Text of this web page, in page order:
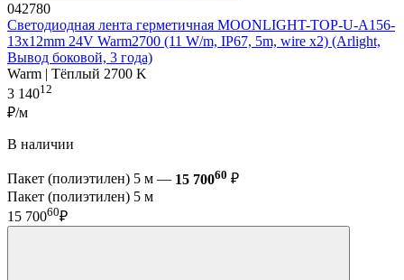
042780
Светодиодная лента герметичная MOONLIGHT-TOP-U-A156-
13x12mm 24V Warm2700 (11 W/m, IP67, 5m, wire x2) (Arlight,
Вывод боковой, 3 года)
Warm | Тёплый 2700 K
3 14012
₽/м
В наличии
Пакет (полиэтилен) 5 м — 15 70060 ₽
Пакет (полиэтилен) 5 м
15 70060₽